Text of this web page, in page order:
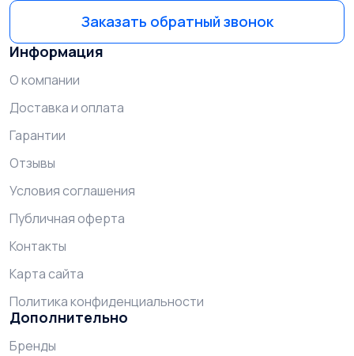
Заказать обратный звонок
Информация
О компании
Доставка и оплата
Гарантии
Отзывы
Условия соглашения
Публичная оферта
Контакты
Карта сайта
Политика конфиденциальности
Дополнительно
Бренды